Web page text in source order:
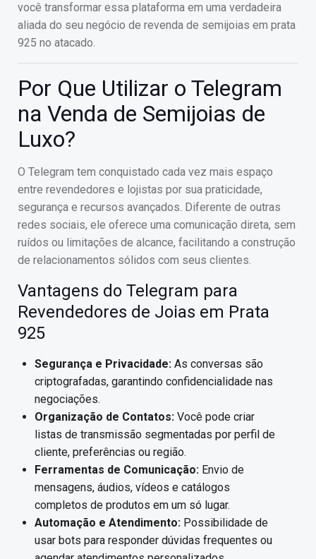
você transformar essa plataforma em uma verdadeira
aliada do seu negócio de revenda de semijoias em prata
925 no atacado.
Por Que Utilizar o Telegram
na Venda de Semijoias de
Luxo?
O Telegram tem conquistado cada vez mais espaço
entre revendedores e lojistas por sua praticidade,
segurança e recursos avançados. Diferente de outras
redes sociais, ele oferece uma comunicação direta, sem
ruídos ou limitações de alcance, facilitando a construção
de relacionamentos sólidos com seus clientes.
Vantagens do Telegram para
Revendedores de Joias em Prata
925
Segurança e Privacidade: As conversas são
criptografadas, garantindo confidencialidade nas
negociações.
Organização de Contatos: Você pode criar
listas de transmissão segmentadas por perfil de
cliente, preferências ou região.
Ferramentas de Comunicação: Envio de
mensagens, áudios, vídeos e catálogos
completos de produtos em um só lugar.
Automação e Atendimento: Possibilidade de
usar bots para responder dúvidas frequentes ou